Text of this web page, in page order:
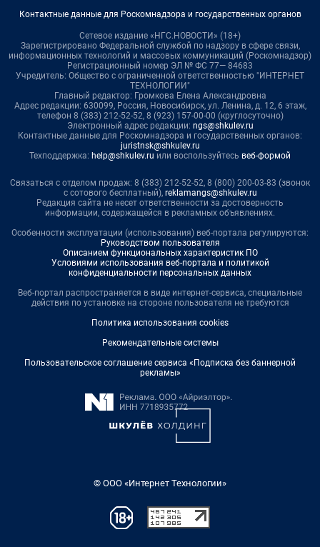
Контактные данные для Роскомнадзора и государственных органов
Сетевое издание «НГС.НОВОСТИ» (18+)
Зарегистрировано Федеральной службой по надзору в сфере связи,
информационных технологий и массовых коммуникаций (Роскомнадзор)
Регистрационный номер ЭЛ № ФС 77— 84683
Учредитель: Общество с ограниченной ответственностью "ИНТЕРНЕТ
ТЕХНОЛОГИИ"
Главный редактор: Громкова Елена Александровна
Адрес редакции: 630099, Россия, Новосибирск, ул. Ленина, д. 12, 6 этаж,
телефон 8 (383) 212-52-52, 8 (923) 157-00-00 (круглосуточно)
Электронный адрес редакции: ngs@shkulev.ru
Контактные данные для Роскомнадзора и государственных органов:
juristnsk@shkulev.ru
Техподдержка: help@shkulev.ru или воспользуйтесь веб-формой
Связаться с отделом продаж: 8 (383) 212-52-52, 8 (800) 200-03-83 (звонок
с сотового бесплатный), reklamangs@shkulev.ru
Редакция сайта не несет ответственности за достоверность
информации, содержащейся в рекламных объявлениях.
Особенности эксплуатации (использования) веб-портала регулируются:
Руководством пользователя
Описанием функциональных характеристик ПО
Условиями использования веб-портала и политикой
конфиденциальности персональных данных
Веб-портал распространяется в виде интернет-сервиса, специальные
действия по установке на стороне пользователя не требуются
Политика использования cookies
Рекомендательные системы
Пользовательское соглашение сервиса «Подписка без баннерной
рекламы»
© ООО «Интернет Технологии»